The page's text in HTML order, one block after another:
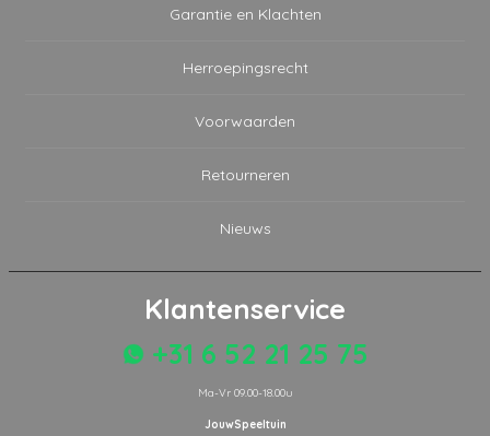
Garantie en Klachten
Herroepingsrecht
Voorwaarden
Retourneren
Nieuws
Klantenservice
+31 6 52 21 25 75
Ma-Vr 09.00-18.00u
JouwSpeeltuin